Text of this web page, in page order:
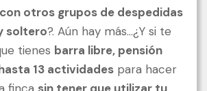
otros grupos de despedidas
soltero?. Aún hay más…¿Y si te
tienes barra libre, pensión
13 actividadespara hacer